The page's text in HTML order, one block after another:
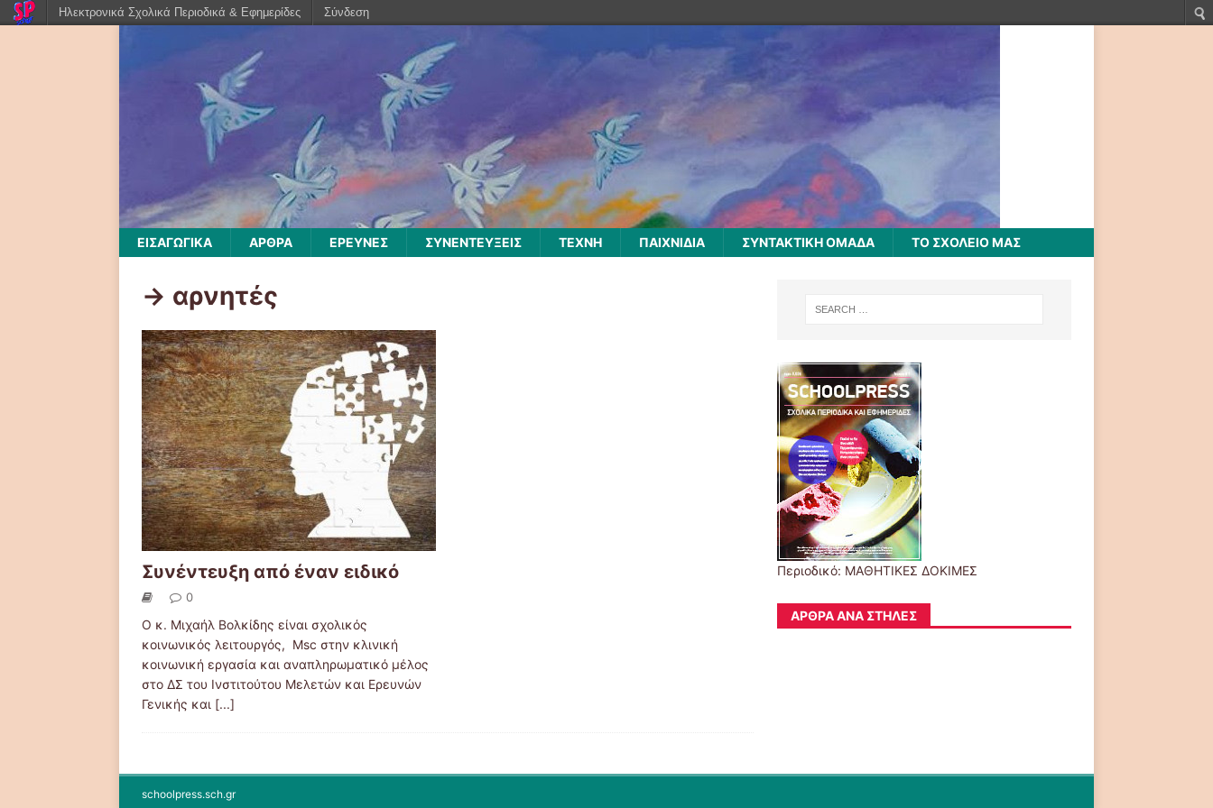
ΕΙΣΑΓΩΓΙΚΑ ΑΡΘΡΑ ΕΡΕΥΝΕΣ ΣΥΝΕΝΤΕΥΞΕΙΣ ΤΕΧΝΗ ΠΑΙΧΝΙΔΙΑ ΣΥΝΤΑΚΤΙΚΗ ΟΜΑΔΑ ΤΟ ΣΧΟΛΕΙΟ ΜΑΣ
-> αρνητές
Συνέντευξη από έναν ειδικό
0
Ο κ. Μιχαήλ Βολκίδης είναι σχολικός
κοινωνικός λειτουργός, Msc στην κλινική
κοινωνική εργασία και αναπληρωματικό μέλος
στο ΔΣ του Ινστιτούτου Μελετών και Ερευνών
Γενικής και [...]
Περιοδικό: ΜΑΘΗΤΙΚΕΣ ΔΟΚΙΜΕΣ
ΆΡΘΡΑ ΑΝΆ ΣΤΉΛΕΣ
schoolpress.sch.gr
Ηλεκτρονικά Σχολικά Περιοδικά & Εφημερίδες Σύνδεση